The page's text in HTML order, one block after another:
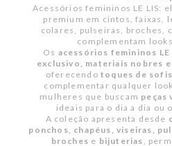
Acessórios femininos LE LIS:
premium em cintos, faixas,
colares, pulseiras, broches,
complementam
Os acessórios femininos LE
exclusivo, materiais nobres
oferecendo toques de
complementar qualquer
mulheres que buscam peças
ideais para o dia a dia ou
A coleção apresenta desde
ponchos, chapéus, viseiras,
broches e bijuterias ,